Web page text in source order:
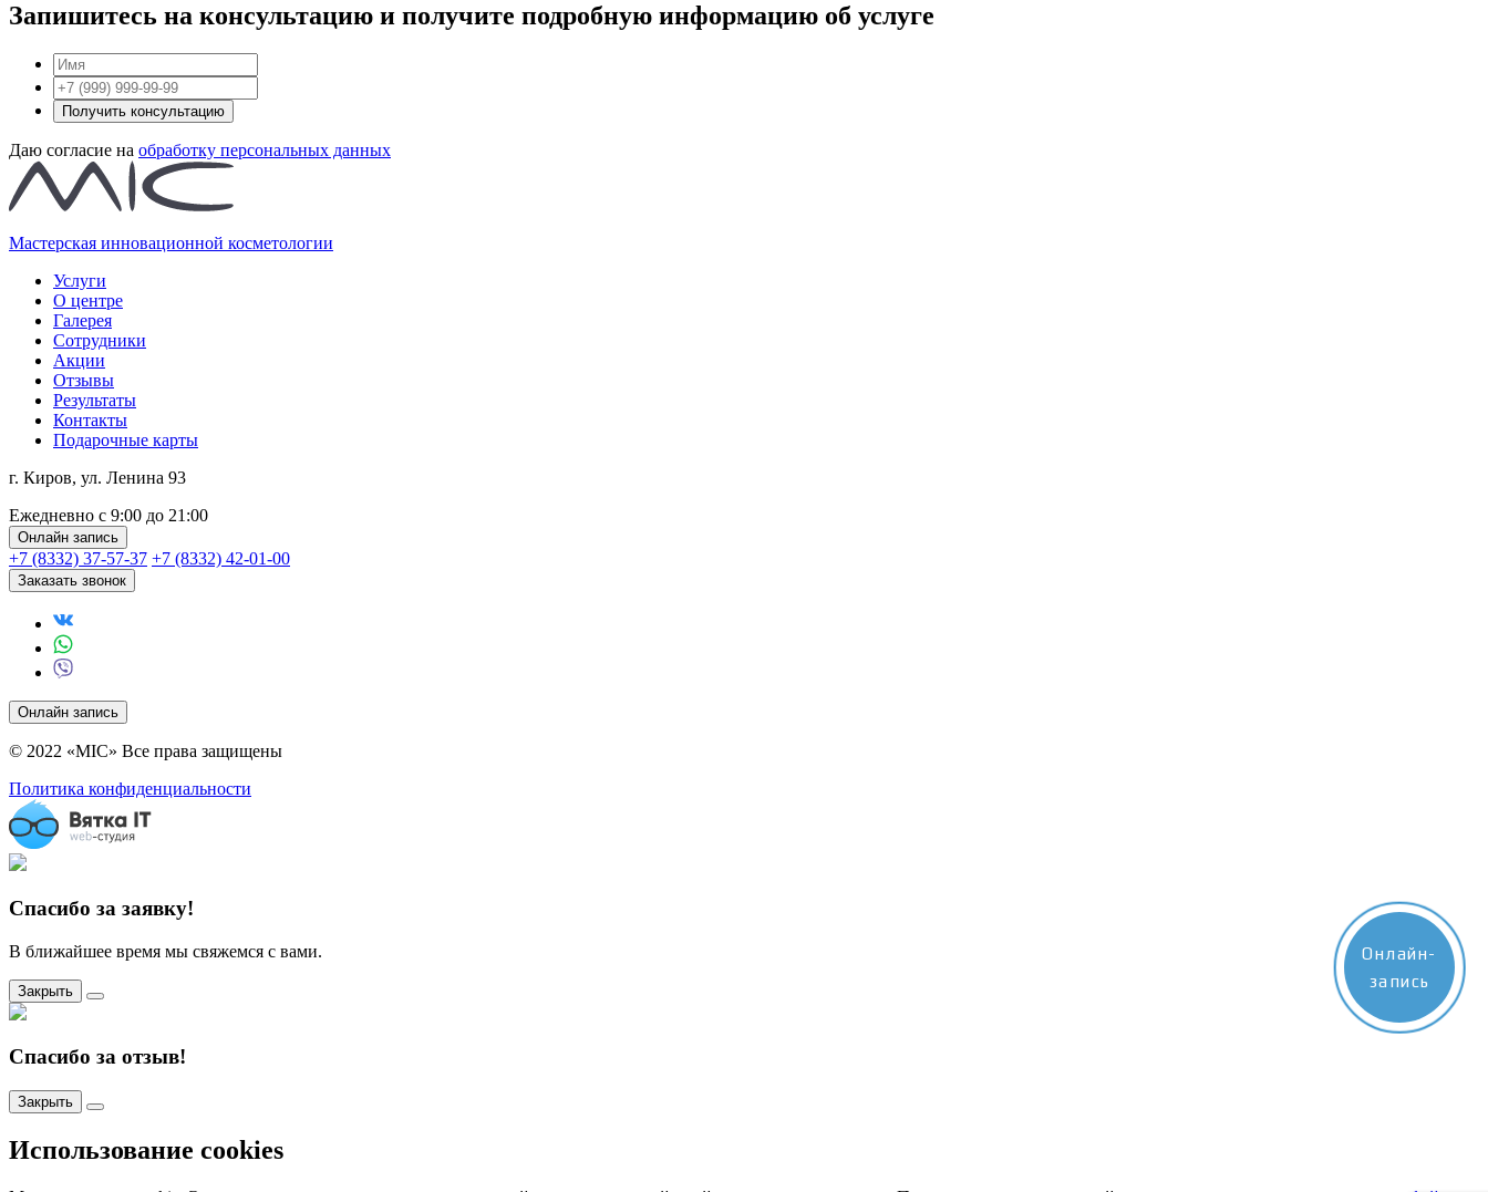
Запишитесь на консультацию и получите подробную информацию об услуге
Получить консультацию
Даю согласие на обработку персональных данных
Мастерская инновационной косметологии
Услуги
О центре
Галерея
Сотрудники
Акции
Отзывы
Результаты
Контакты
Подарочные карты
г. Киров, ул. Ленина 93
Ежедневно с 9:00 до 21:00
Онлайн запись
+7 (8332) 37-57-37 +7 (8332) 42-01-00
Заказать звонок
Онлайн запись
© 2022 «MIC» Все права защищены
Политика конфиденциальности
Спасибо за заявку!
В ближайшее время мы свяжемся с вами.
Закрыть
Спасибо за отзыв!
Закрыть
Онлайн-
запись
Использование cookies